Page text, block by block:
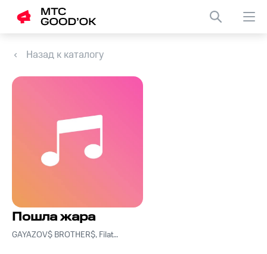
Назад к каталогу
Пошла жара
GAYAZOV$ BROTHER$, Filatov & Karas